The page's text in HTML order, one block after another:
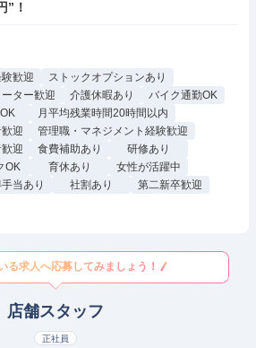
”！
歓迎
ストックオプションあり
ーター歓迎 介護休暇あり
バイク通勤OK
月平均残業時間20時間以内
迎
管理職・マネジメント経験歓迎
迎 食費補助あり
研修あり
OK 育休あり
女性が活躍中
当あり 社割あり
第二新卒歓迎
る求人へ応募してみましょう！
店舗スタッフ
正社員